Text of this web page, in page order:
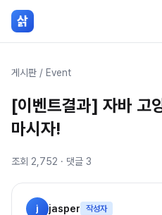
본문 바로가기
삵
게시판 / Event
[이벤트결과] 자바 고
마시자!
조회 2,752 · 댓글 3
j jasper 작성자